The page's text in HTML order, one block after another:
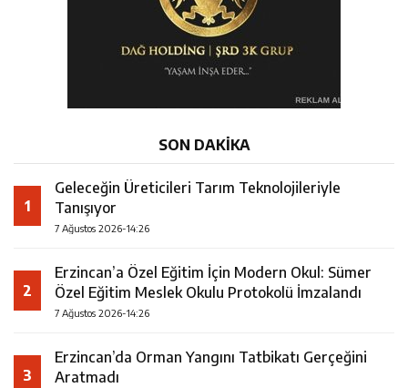
SON DAKİKA
1
Geleceğin Üreticileri Tarım Teknolojileriyle
Tanışıyor
7 Ağustos 2026-14:26
2
Erzincan’a Özel Eğitim İçin Modern Okul: Sümer
Özel Eğitim Meslek Okulu Protokolü İmzalandı
7 Ağustos 2026-14:26
3
Erzincan’da Orman Yangını Tatbikatı Gerçeğini
Aratmadı